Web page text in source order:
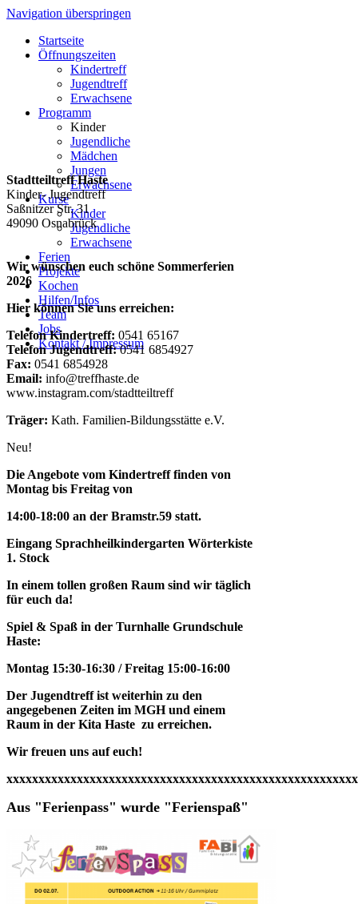
Navigation überspringen
Startseite
Öffnungszeiten
Kindertreff
Jugendtreff
Erwachsene
Programm
Kinder
Jugendliche
Mädchen
Jungen
Erwachsene
Kurse
Kinder
Jugendliche
Erwachsene
Ferien
Projekte
Kochen
Hilfen/Infos
Team
Jobs
Kontakt / Impressum
Stadtteiltreff Haste
Kinder- Jugendtreff
Saßnitzer Str. 31
49090 Osnabrück
Wir wünschen euch schöne Sommerferien
2026
Hier können Sie uns erreichen:
Telefon Kindertreff: 0541 65167
Telefon Jugendtreff:0541 6854927
Fax: 0541 6854928
Email: info@treffhaste.de
www.instagram.com/stadtteiltreff
Träger: Kath. Familien-Bildungsstätte e.V.
Neu!
Die Angebote vom Kindertreff finden von
Montag bis Freitag von
14:00-18:00 an der Bramstr.59 statt.
Eingang Sprachheilkindergarten Wörterkiste
1. Stock
In einem tollen großen Raum sind wir täglich
für euch da!
Spiel & Spaß in der Turnhalle Grundschule
Haste:
Montag 15:30-16:30 / Freitag 15:00-16:00
Der Jugendtreff ist weiterhin zu den
angegebenen Zeiten im MGH und einem
Raum in der Kita Haste zu erreichen.
Wir freuen uns auf euch!
Aus "Ferienpass" wurde "Ferienspaß"